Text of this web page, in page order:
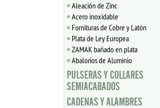
Aleación de Zinc
Acero inoxidable
Fornituras de Cobre y Latón
Plata de Ley Europea
ZAMAK bañado en plata
Abalorios de Aluminio
PULSERAS Y COLLARES
SEMIACABADOS
CADENAS Y ALAMBRES